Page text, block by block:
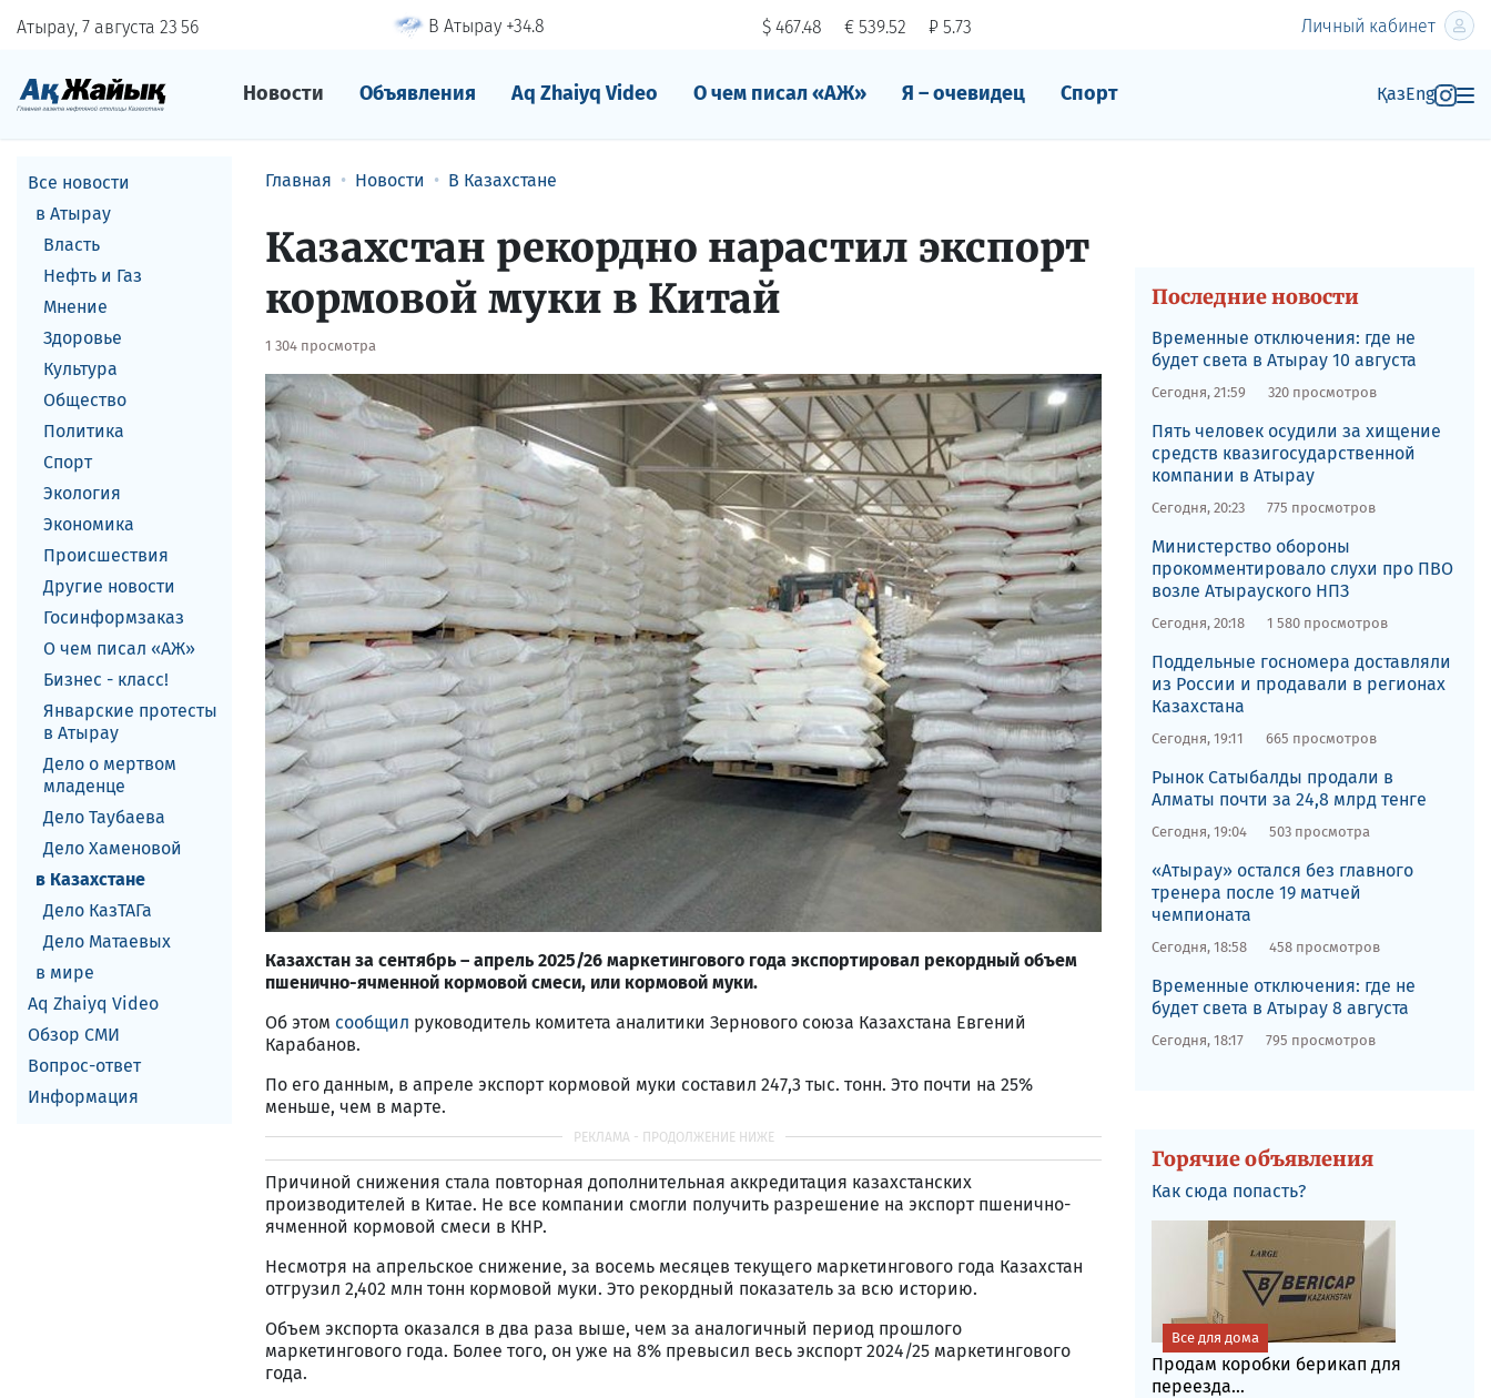
Атырау, 7 августа 23 56 В Атырау +34.8 $ 467.48 € 539.52 ₽ 5.73 Личный кабинет
Новости Объявления Aq Zhaiyq Video О чем писал «АЖ» Я – очевидец Спорт ҚазEng
Все новости
в Атырау
Власть
Нефть и Газ
Мнение
Здоровье
Культура
Общество
Политика
Спорт
Экология
Экономика
Происшествия
Другие новости
Госинформзаказ
О чем писал «АЖ»
Бизнес - класс!
Январские протесты
в Атырау
Дело о мертвом
младенце
Дело Таубаева
Дело Хаменовой
в Казахстане
Дело КазТАГа
Дело Матаевых
в мире
Aq Zhaiyq Video
Обзор СМИ
Вопрос-ответ
Информация
Главная Новости В Казахстане
Казахстан рекордно нарастил экспорт
кормовой муки в Китай
1 304 просмотра
Казахстан за сентябрь – апрель 2025/26 маркетингового года экспортировал рекордный объем
пшенично-ячменной кормовой смеси, или кормовой муки.
Об этом сообщил руководитель комитета аналитики Зернового союза Казахстана Евгений
Карабанов.
По его данным, в апреле экспорт кормовой муки составил 247,3 тыс. тонн. Это почти на 25%
меньше, чем в марте.
Причиной снижения стала повторная дополнительная аккредитация казахстанских
производителей в Китае. Не все компании смогли получить разрешение на экспорт пшенично-
ячменной кормовой смеси в КНР.
Несмотря на апрельское снижение, за восемь месяцев текущего маркетингового года Казахстан
отгрузил 2,402 млн тонн кормовой муки. Это рекордный показатель за всю историю.
Объем экспорта оказался в два раза выше, чем за аналогичный период прошлого
маркетингового года. Более того, он уже на 8% превысил весь экспорт 2024/25 маркетингового
года.
Последние новости
Временные отключения: где не
будет света в Атырау 10 августа
Сегодня, 21:59 320 просмотров
Пять человек осудили за хищение
средств квазигосударственной
компании в Атырау
Сегодня, 20:23 775 просмотров
​Министерство обороны
прокомментировало слухи про ПВО
возле Атырауского НПЗ
Сегодня, 20:18 1 580 просмотров
Поддельные госномера доставляли
из России и продавали в регионах
Казахстана
Сегодня, 19:11 665 просмотров
Рынок Сатыбалды продали в
Алматы почти за 24,8 млрд тенге
Сегодня, 19:04 503 просмотра
«Атырау» остался без главного
тренера после 19 матчей
чемпионата
Сегодня, 18:58 458 просмотров
Временные отключения: где не
будет света в Атырау 8 августа
Сегодня, 18:17 795 просмотров
Горячие объявления
Как сюда попасть?
Продам коробки берикап для
переезда...
Все для дома